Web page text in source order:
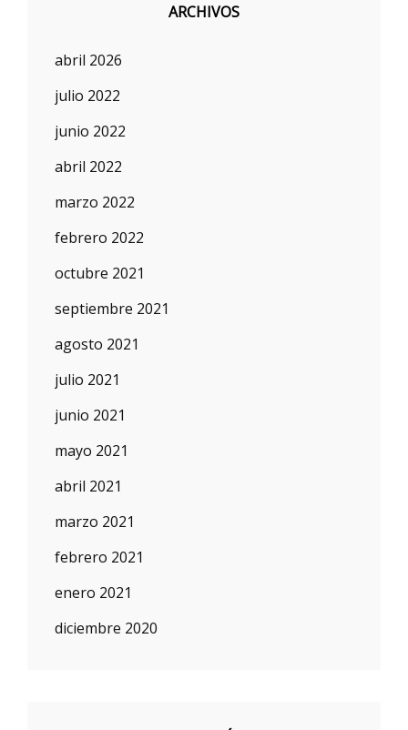
ARCHIVOS
abril 2026
julio 2022
junio 2022
abril 2022
marzo 2022
febrero 2022
octubre 2021
septiembre 2021
agosto 2021
julio 2021
junio 2021
mayo 2021
abril 2021
marzo 2021
febrero 2021
enero 2021
diciembre 2020